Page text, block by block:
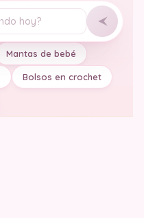
Mantas de bebé
Bolsos en crochet